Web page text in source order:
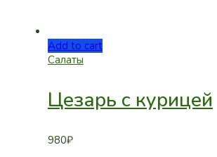
Add to cart
Салаты
Цезарь с курицей
980₽